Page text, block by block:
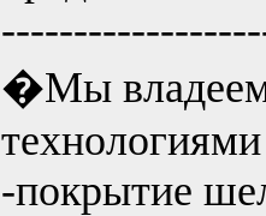
�Мы владеем
-покрытие